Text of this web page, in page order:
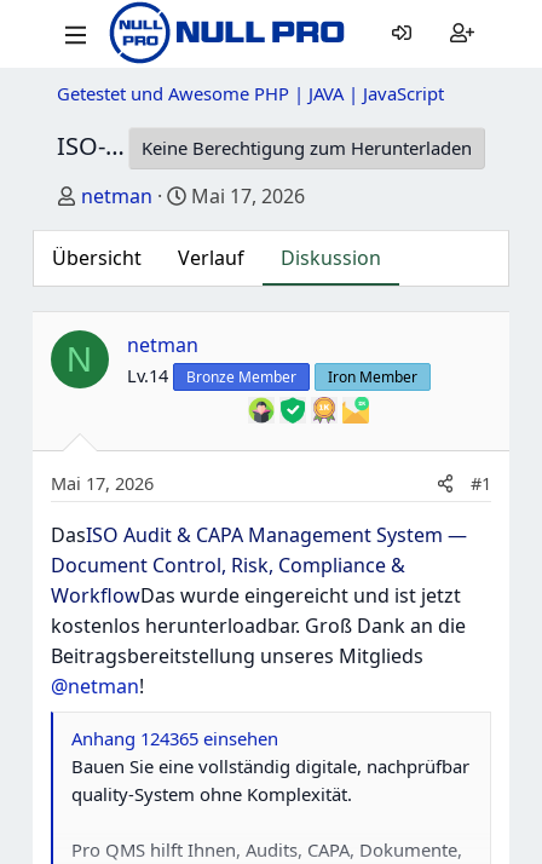
Getestet und Awesome PHP | JAVA | JavaScript
ISO-Audit-und-CAPA-Betriebssystem—Dokumentkontrolle-Risiko-Kompliance-Umwandlungsprozesse Keine Berechtigung zum Herunterladen
Thread-Starter
netman Startdatum
Mai 17, 2026
Übersicht Verlauf Diskussion
N netman
Lv.14 Bronze Member Iron Member
Mai 17, 2026 #1
DasISO Audit & CAPA Management System —
Document Control, Risk, Compliance &
WorkflowDas wurde eingereicht und ist jetzt
kostenlos herunterloadbar. Groß Dank an die
Beitragsbereitstellung unseres Mitglieds
@netman!
Anhang 124365 einsehen
Bauen Sie eine vollständig digitale, nachprüfbar
quality-System ohne Komplexität.
Pro QMS hilft Ihnen, Audits, CAPA, Dokumente,